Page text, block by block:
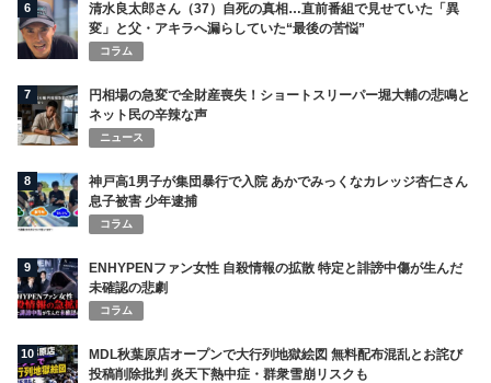
6
清水良太郎さん（37）自死の真相…直前番組で見せていた「異
変」と父・アキラへ漏らしていた“最後の苦悩”
コラム
7
円相場の急変で全財産喪失！ショートスリーパー堀大輔の悲鳴と
ネット民の辛辣な声
ニュース
8
神戸高1男子が集団暴行で入院 あかでみっくなカレッジ杏仁さん
息子被害 少年逮捕
コラム
9
ENHYPENファン女性 自殺情報の拡散 特定と誹謗中傷が生んだ
未確認の悲劇
コラム
10
MDL秋葉原店オープンで大行列地獄絵図 無料配布混乱とお詫び
投稿削除批判 炎天下熱中症・群衆雪崩リスクも